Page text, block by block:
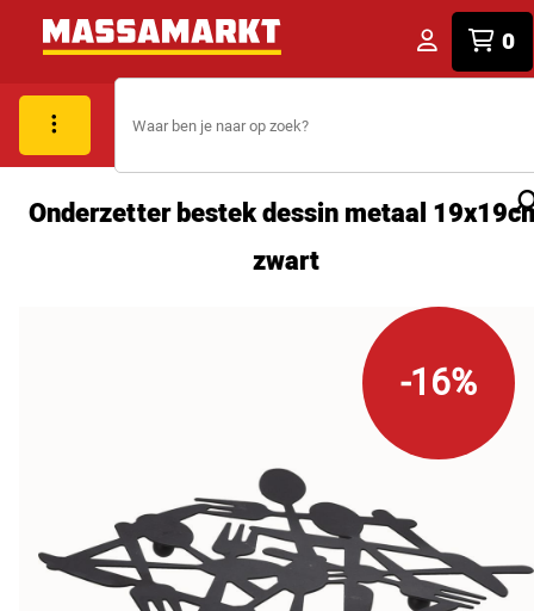
0
Onderzetter bestek dessin metaal
zwart
-16%